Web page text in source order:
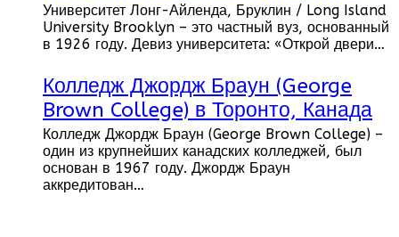
Университет Лонг-Айленда, Бруклин / Long Island
University Brooklyn – это частный вуз, основанный
в 1926 году. Девиз университета: «Открой двери…
Колледж Джордж Браун (George
Brown College) в Торонто, Канада
Колледж Джордж Браун (George Brown College) –
один из крупнейших канадских колледжей, был
основан в 1967 году. Джордж Браун
аккредитован…